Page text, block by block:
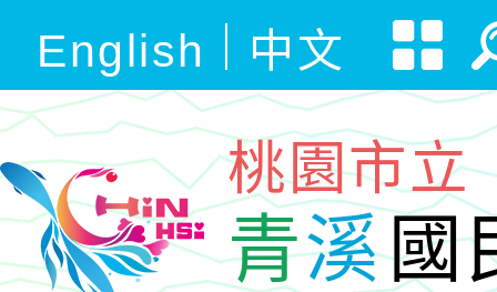
English 中文
桃園市立
青溪國